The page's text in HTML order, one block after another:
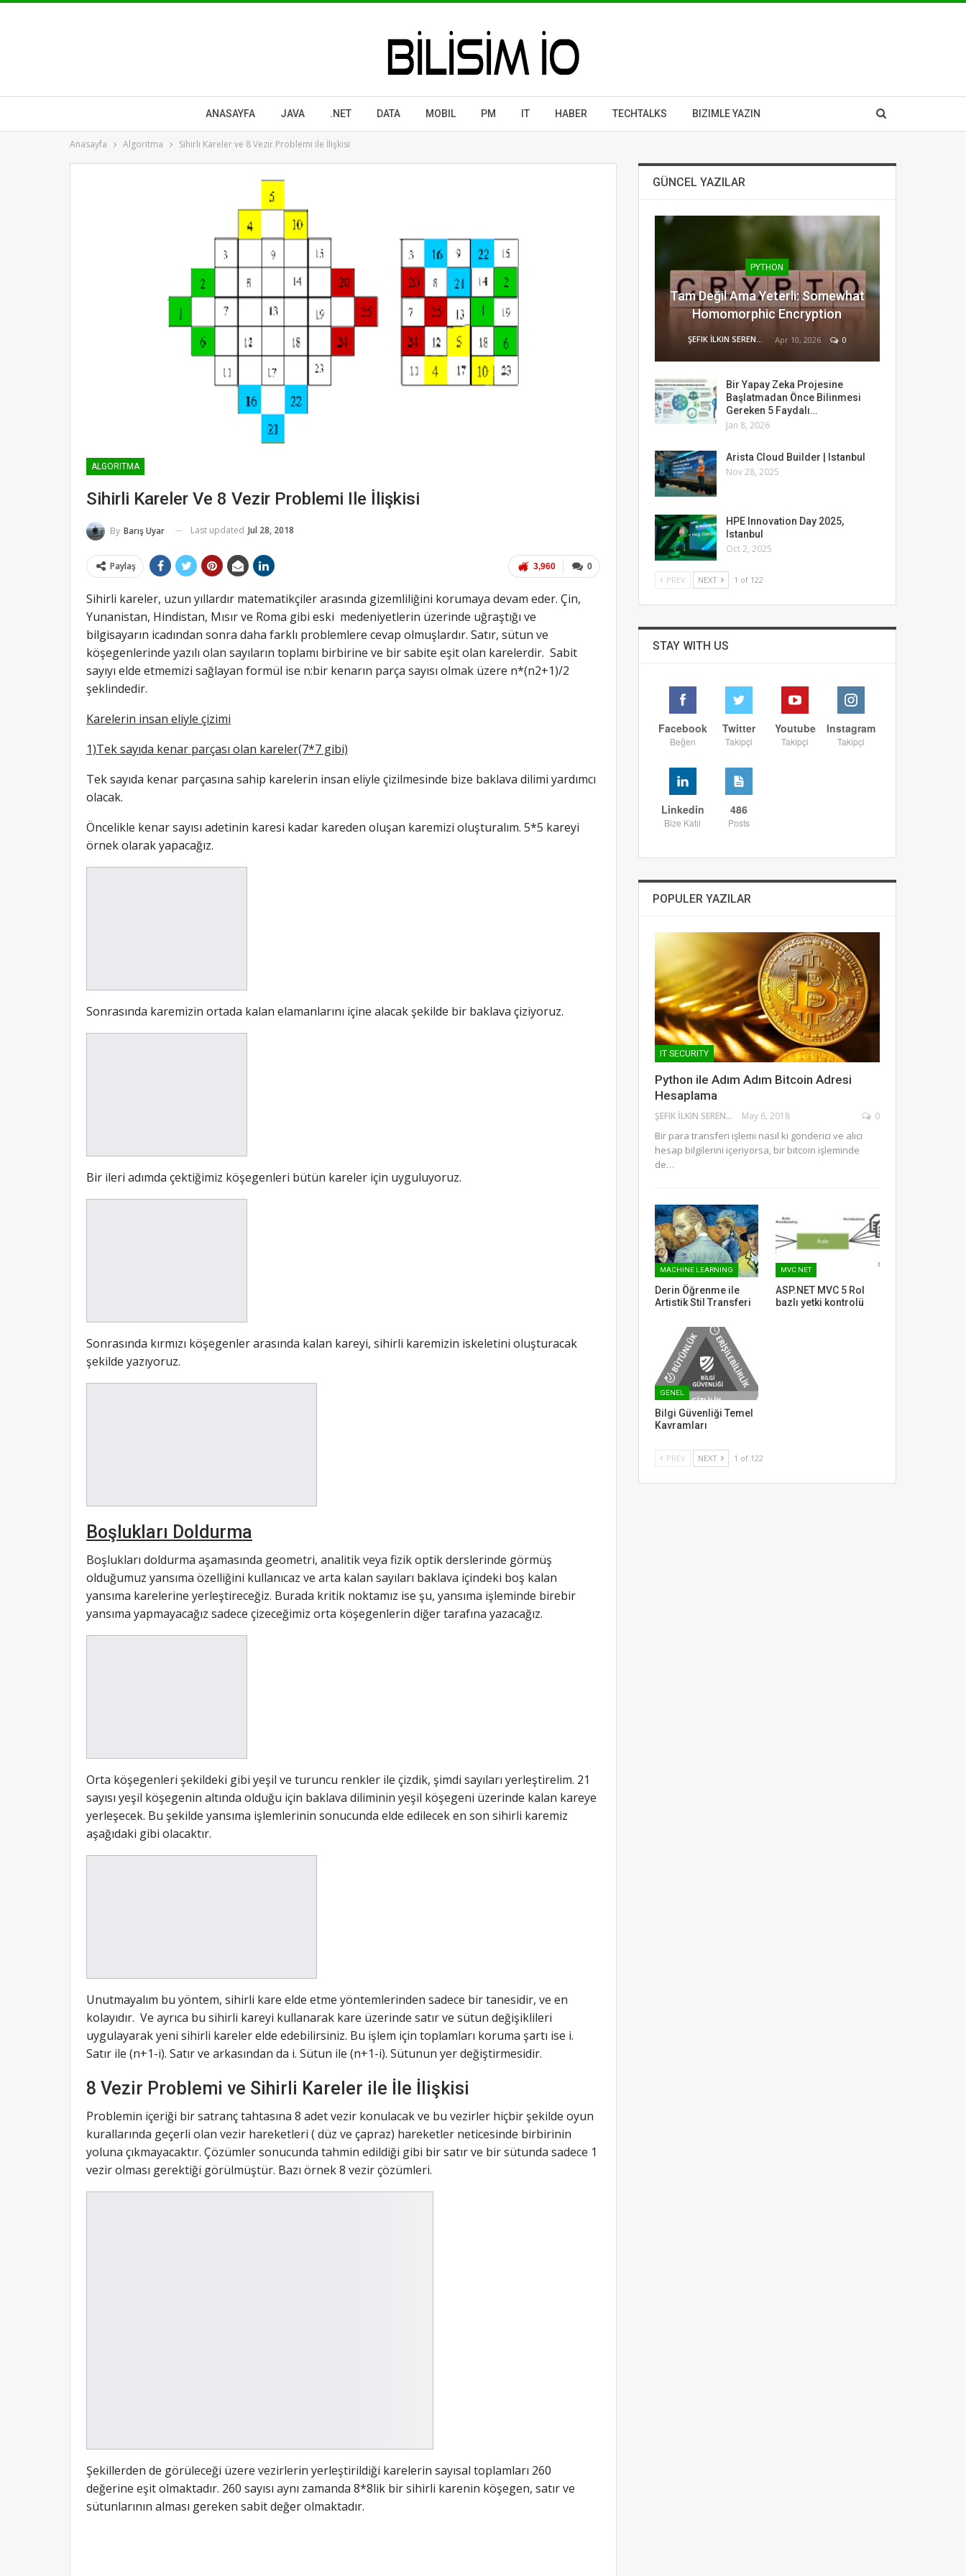
ANASAYFA JAVA .NET DATA MOBIL PM IT HABER TECHTALKS BIZIMLE YAZIN
Anasayfa Algoritma Sihirli Kareler ve 8 Vezir Problemi ile İlişkisi
ALGORITMA
Sihirli Kareler Ve 8 Vezir Problemi Ile İlişkisi
By Barış Uyar Last updated Jul 28, 2018
0
3,960
Paylaş
Sihirli kareler, uzun yıllardır matematikçiler arasında gizemliliğini korumaya devam eder. Çin,
Yunanistan, Hindistan, Mısır ve Roma gibi eski medeniyetlerin üzerinde uğraştığı ve
bilgisayarın icadından sonra daha farklı problemlere cevap olmuşlardır. Satır, sütun ve
köşegenlerinde yazılı olan sayıların toplamı birbirine ve bir sabite eşit olan karelerdir. Sabit
sayıyı elde etmemizi sağlayan formül ise n:bir kenarın parça sayısı olmak üzere n*(n2+1)/2
şeklindedir.
Karelerin insan eliyle çizimi
1)Tek sayıda kenar parçası olan kareler(7*7 gibi)
Tek sayıda kenar parçasına sahip karelerin insan eliyle çizilmesinde bize baklava dilimi yardımcı
olacak.
Öncelikle kenar sayısı adetinin karesi kadar kareden oluşan karemizi oluşturalım. 5*5 kareyi
örnek olarak yapacağız.
Sonrasında karemizin ortada kalan elamanlarını içine alacak şekilde bir baklava çiziyoruz.
Bir ileri adımda çektiğimiz köşegenleri bütün kareler için uyguluyoruz.
Sonrasında kırmızı köşegenler arasında kalan kareyi, sihirli karemizin iskeletini oluşturacak
şekilde yazıyoruz.
Boşlukları Doldurma
Boşlukları doldurma aşamasında geometri, analitik veya fizik optik derslerinde görmüş
olduğumuz yansıma özelliğini kullanıcaz ve arta kalan sayıları baklava içindeki boş kalan
yansıma karelerine yerleştireceğiz. Burada kritik noktamız ise şu, yansıma işleminde birebir
yansıma yapmayacağız sadece çizeceğimiz orta köşegenlerin diğer tarafına yazacağız.
Orta köşegenleri şekildeki gibi yeşil ve turuncu renkler ile çizdik, şimdi sayıları yerleştirelim. 21
sayısı yeşil köşegenin altında olduğu için baklava diliminin yeşil köşegeni üzerinde kalan kareye
yerleşecek. Bu şekilde yansıma işlemlerinin sonucunda elde edilecek en son sihirli karemiz
aşağıdaki gibi olacaktır.
Unutmayalım bu yöntem, sihirli kare elde etme yöntemlerinden sadece bir tanesidir, ve en
kolayıdır. Ve ayrıca bu sihirli kareyi kullanarak kare üzerinde satır ve sütun değişiklileri
uygulayarak yeni sihirli kareler elde edebilirsiniz. Bu işlem için toplamları koruma şartı ise i.
Satır ile (n+1-i). Satır ve arkasından da i. Sütun ile (n+1-i). Sütunun yer değiştirmesidir.
8 Vezir Problemi ve Sihirli Kareler ile İle İlişkisi
Problemin içeriği bir satranç tahtasına 8 adet vezir konulacak ve bu vezirler hiçbir şekilde oyun
kurallarında geçerli olan vezir hareketleri ( düz ve çapraz) hareketler neticesinde birbirinin
yoluna çıkmayacaktır. Çözümler sonucunda tahmin edildiği gibi bir satır ve bir sütunda sadece 1
vezir olması gerektiği görülmüştür. Bazı örnek 8 vezir çözümleri.
Şekillerden de görüleceği üzere vezirlerin yerleştirildiği karelerin sayısal toplamları 260
değerine eşit olmaktadır. 260 sayısı aynı zamanda 8*8lik bir sihirli karenin köşegen, satır ve
sütunlarının alması gereken sabit değer olmaktadır.
GÜNCEL YAZILAR
PYTHON
Tam Değil Ama Yeterli: Somewhat
Homomorphic Encryption
ŞEFIK İLKIN SERENGIL Apr 10, 2026 0
Bir Yapay Zeka Projesine
Başlatmadan Önce Bilinmesi
Gereken 5 Faydalı…
Jan 8, 2026
Arista Cloud Builder | Istanbul
Nov 28, 2025
HPE Innovation Day 2025,
Istanbul
Oct 2, 2025
PREV NEXT 1 of 122
STAY WITH US
Facebook
Beğen
Twitter
Takipçi
Youtube
Takipçi
Instagram
Takipçi
Linkedin
Bize Katıl
486
Posts
POPULER YAZILAR
IT SECURITY
Python ile Adım Adım Bitcoin Adresi
Hesaplama
ŞEFIK İLKIN SERENGIL May 6, 2018 0
Bir para transferi işlemi nasıl ki gönderici ve alıcı
hesap bilgilerini içeriyorsa, bir bitcoin işleminde
de…
MACHINE LEARNING
Derin Öğrenme ile
Artistik Stil Transferi
MVC NET
ASP.NET MVC 5 Rol
bazlı yetki kontrolü
GENEL
Bilgi Güvenliği Temel
Kavramları
PREV NEXT 1 of 122